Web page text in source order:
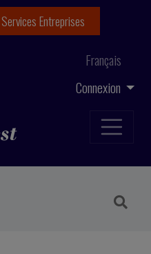
Connexion
Français
Services Entreprises